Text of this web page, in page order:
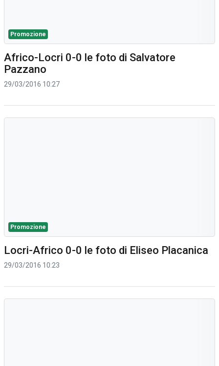
Promozione
Africo-Locri 0-0 le foto di Salvatore
Pazzano
29/03/2016 10:27
Promozione
Locri-Africo 0-0 le foto di Eliseo Placanica
29/03/2016 10:23